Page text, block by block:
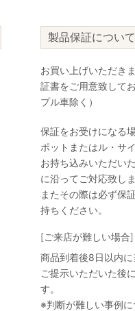
製品保証について
お買い上げいただき
証書をご用意致して
プル車除く）
保証をお受けになる
ポットまたはル・サ
お持ち込みいただい
に沿ってご対応致しま
またその際は必ず保
持ちください。
[ご来店が難しい場合]
商品到着後8日以内
ご提示いただいた後
す。
※判断が難しい事例